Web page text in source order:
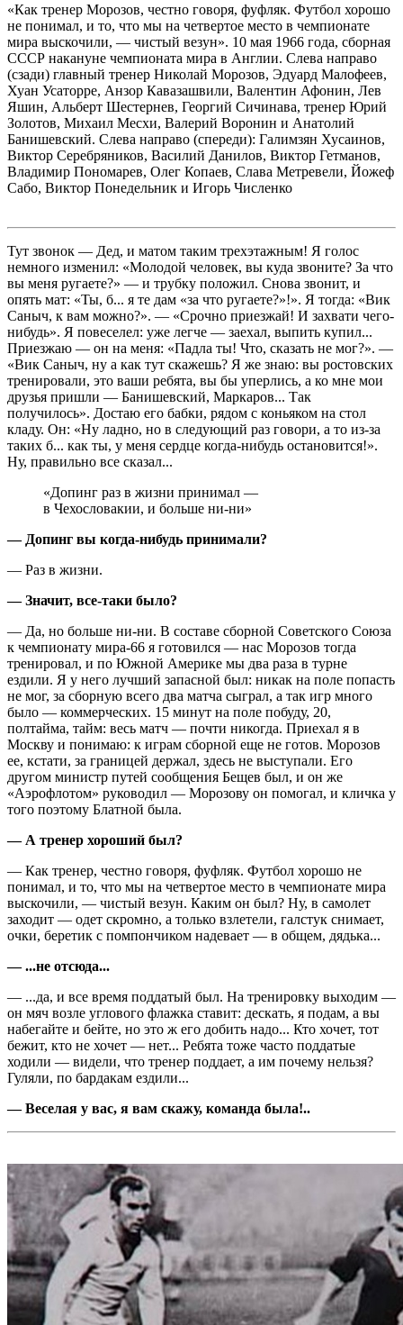
«Как тренер Морозов, честно говоря, фуфляк. Футбол хорошо
не понимал, и то, что мы на четвертое место в чемпионате
мира выскочили, — чистый везун». 10 мая 1966 года, сборная
СССР накануне чемпионата мира в Англии. Слева направо
(сзади) главный тренер Николай Морозов, Эдуард Малофеев,
Хуан Усаторре, Анзор Кавазашвили, Валентин Афонин, Лев
Яшин, Альберт Шестернев, Георгий Сичинава, тренер Юрий
Золотов, Михаил Месхи, Валерий Воронин и Анатолий
Банишевский. Слева направо (спереди): Галимзян Хусаинов,
Виктор Серебряников, Василий Данилов, Виктор Гетманов,
Владимир Пономарев, Олег Копаев, Слава Метревели, Йожеф
Сабо, Виктор Понедельник и Игорь Численко
Тут звонок — Дед, и матом таким трехэтажным! Я голос
немного изменил: «Молодой человек, вы куда звоните? За что
вы меня ругаете?» — и трубку положил. Снова звонит, и
опять мат: «Ты, б... я те дам «за что ругаете?»!». Я тогда: «Вик
Саныч, к вам можно?». — «Срочно приезжай! И захвати чего-
нибудь». Я повеселел: уже легче — заехал, выпить купил...
Приезжаю — он на меня: «Падла ты! Что, сказать не мог?». —
«Вик Саныч, ну а как тут скажешь? Я же знаю: вы ростовских
тренировали, это ваши ребята, вы бы уперлись, а ко мне мои
друзья пришли — Банишевский, Маркаров... Так
получилось». Достаю его бабки, рядом с коньяком на стол
кладу. Он: «Ну ладно, но в следующий раз говори, а то из-за
таких б... как ты, у меня сердце когда-нибудь остановится!».
Ну, правильно все сказал...
«Допинг раз в жизни принимал —
в Чехословакии, и больше ни-ни»
— Допинг вы когда-нибудь принимали?
— Раз в жизни.
— Значит, все-таки было?
— Да, но больше ни-ни. В составе сборной Советского Союза
к чемпионату мира-66 я готовился — нас Морозов тогда
тренировал, и по Южной Америке мы два раза в турне
ездили. Я у него лучший запасной был: никак на поле попасть
не мог, за сборную всего два матча сыграл, а так игр много
было — коммерческих. 15 минут на поле побуду, 20,
полтайма, тайм: весь матч — почти никогда. Приехал я в
Москву и понимаю: к играм сборной еще не готов. Морозов
ее, кстати, за границей держал, здесь не выступали. Его
другом министр путей сообщения Бещев был, и он же
«Аэрофлотом» руководил — Морозову он помогал, и кличка у
того поэтому Блатной была.
— А тренер хороший был?
— Как тренер, честно говоря, фуф­ляк. Футбол хорошо не
понимал, и то, что мы на четвертое место в чемпионате мира
выскочили, — чистый везун. Каким он был? Ну, в самолет
заходит — одет скромно, а только взлетели, галстук снимает,
очки, беретик с помпончиком надевает — в общем, дядька...
— ...не отсюда...
— ...да, и все время поддатый был. На тренировку выходим —
он мяч возле углового флажка ставит: дескать, я подам, а вы
набегайте и бейте, но это ж его добить надо... Кто хочет, тот
бежит, кто не хочет — нет... Ребята тоже часто поддатые
ходили — видели, что тренер поддает, а им почему нельзя?
Гуляли, по бардакам ездили...
— Веселая у вас, я вам скажу, команда была!..